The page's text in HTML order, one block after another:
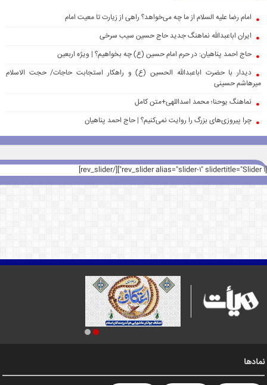
امام رضا علیه السلام از ما چه می‌خواهد؟ راهی از زیارت تا معیت امام
ایران اباعبدالله نماهنگ جدید حاج حسین سیب سرخی
حاج احمد پناهیان: در حرم امام حسین (ع) چه بخواهیم؟ | ویژه اربعین
دیدار با حضرت اباعبدالله الحسین (ع) و راهکار استجابت حاجات/ حجت الاسلام
میرهاشم حسینی
نماهنگ یوحنا؛ محمد اسداللهی+متن کامل
چرا پیروزی‌های بزرگ را روایت نمی‌کنیم؟ | حاج احمد پناهیان
[rev_slider alias="slider-1" slidertitle="Slider 1"][/rev_slider]
نمادها